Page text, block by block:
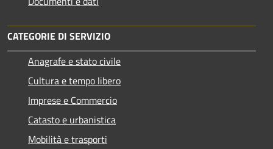
CATEGORIE DI SERVIZIO
Anagrafe e stato civile
Cultura e tempo libero
Imprese e Commercio
Catasto e urbanistica
Mobilità e trasporti